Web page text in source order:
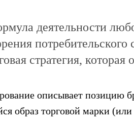
деятельности
стратегия,
описывает позицию
образ торговой марки